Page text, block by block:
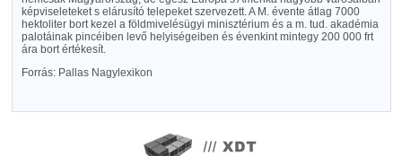
képviseleteket s elárusító telepeket szervezett. A M. évente átlag 7000
hektoliter bort kezel a földmivelésügyi minisztérium és a m. tud. akadémia
palotáinak pincéiben levő helyiségeiben és évenkint mintegy 200 000 frt
ára bort értékesít.
Forrás: Pallas Nagylexikon